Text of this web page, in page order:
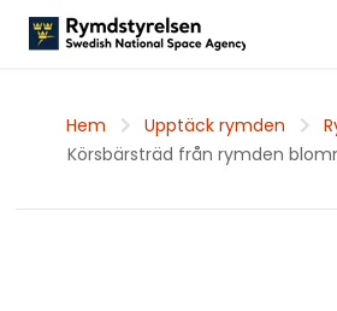
Hem Upptäck rymden
Körsbärsträd från rymden